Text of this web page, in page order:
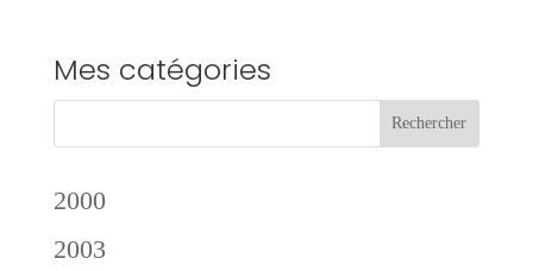
Mes catégories
2000
2003